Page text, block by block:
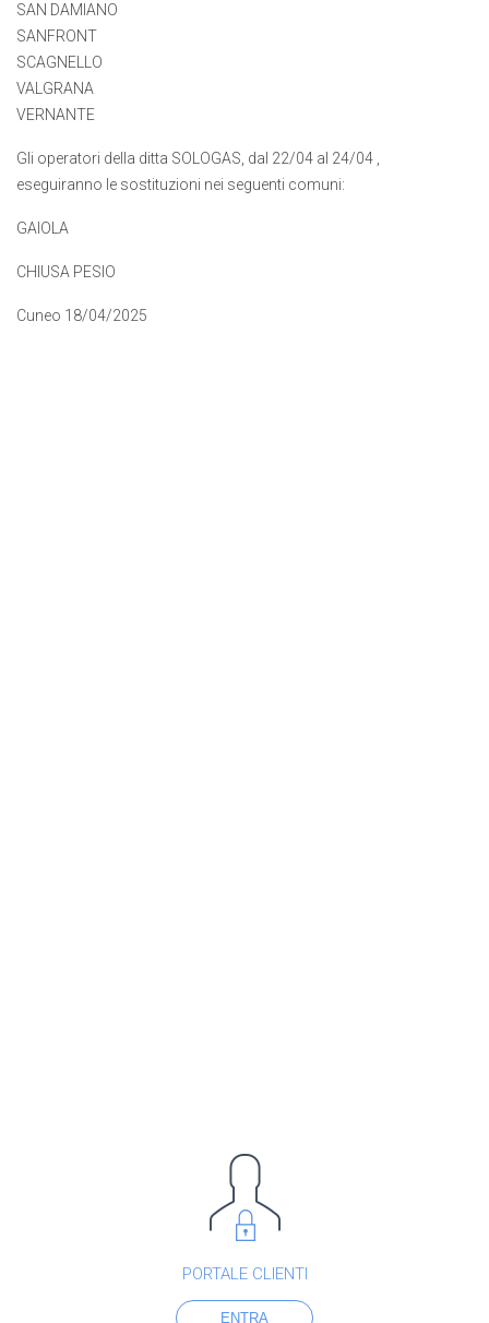
SAN DAMIANO
SANFRONT
SCAGNELLO
VALGRANA
VERNANTE
Gli operatori della ditta SOLOGAS, dal 22/04 al 24/04 ,
eseguiranno le sostituzioni nei seguenti comuni:
GAIOLA
CHIUSA PESIO
Cuneo 18/04/2025
PORTALE CLIENTI
ENTRA